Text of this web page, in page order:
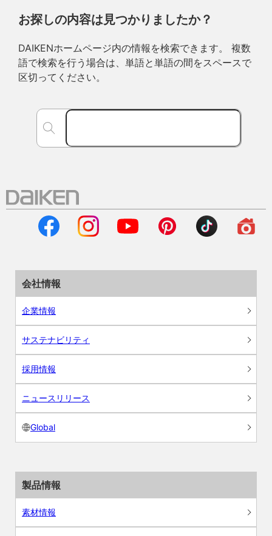
お探しの内容は見つかりましたか？
DAIKENホームページ内の情報を検索できます。 複数
語で検索を行う場合は、単語と単語の間をスペースで
区切ってください。
会社情報
企業情報
サステナビリティ
採用情報
ニュースリリース
Global
製品情報
素材情報